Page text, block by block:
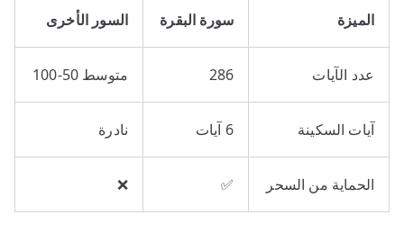
الميزة سورة البقرة السور الأخرى
عدد الآيات 286 متوسط 50-100
آيات السكينة 6 آيات نادرة
الحماية من السحر ✅
❌